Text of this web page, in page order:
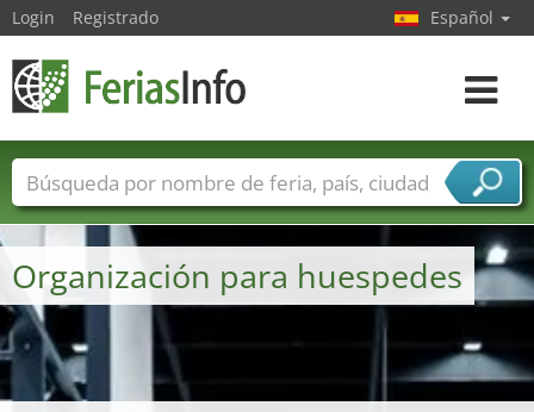
Organización para huespedes
Login Registrado Español
toggle
Nombres de ferias Países
Ciudades
Sectores de ferias
Sectores de proveedor de servicios